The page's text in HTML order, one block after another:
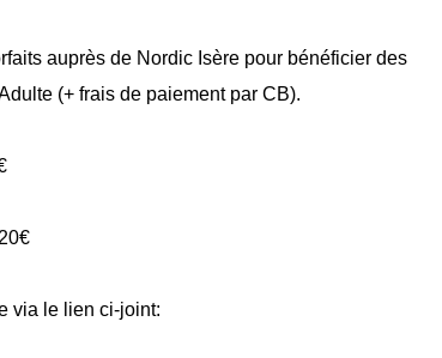
auprès de Nordic Isère pour bénéficier des
(+ frais de paiement par CB).
via le lien ci-joint: